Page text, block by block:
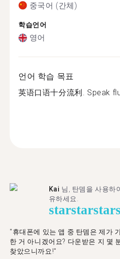
중국어 (간체)
학습언어
영어
언어 학습 목표
英语口语十分流利. Speak
Kai 님, 탄뎀을 사용하
유하세요.
starstarstar
"휴대폰에 있는 앱 중 탄뎀은 제가
한 거 아니겠어요? 다운받은 지 몇
찾았으니까요!"